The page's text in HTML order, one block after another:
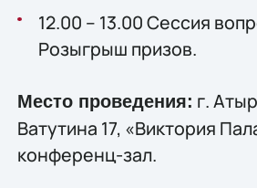
12.00 – 13.00 Сессия
Розыгрыш призов.
Место проведения: г.
Ватутина 17, «Виктория
конференц-зал.